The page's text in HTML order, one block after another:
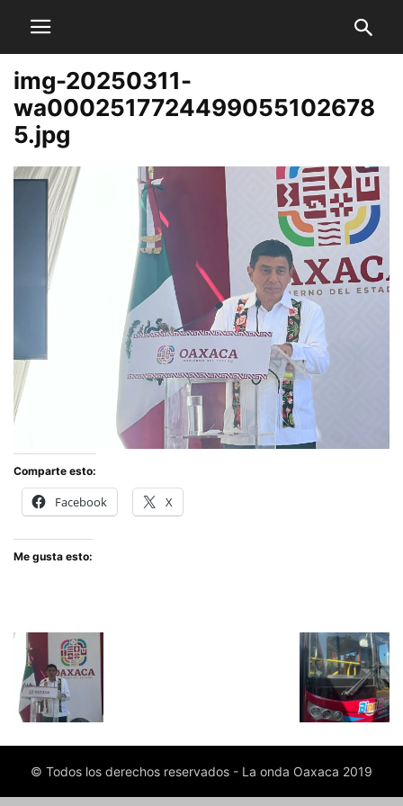
img-20250311-
wa0002517724499055102678
5.jpg
Comparte esto:
Facebook X
Me gusta esto:
© Todos los derechos reservados - La onda Oaxaca 2019